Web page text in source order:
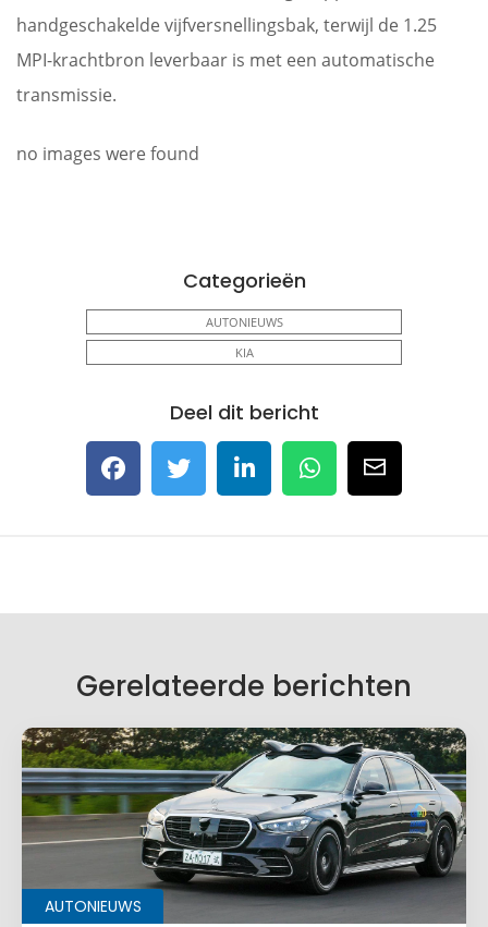
handgeschakelde vijfversnellingsbak, terwijl de 1.25
MPI-krachtbron leverbaar is met een automatische
transmissie.
no images were found
Categorieën
AUTONIEUWS
KIA
Deel dit bericht
Gerelateerde berichten
AUTONIEUWS